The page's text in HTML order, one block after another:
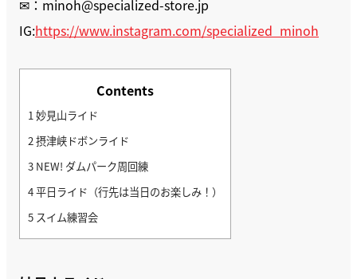
✉：minoh@specialized-store.jp
IG:https://www.instagram.com/specialized_minoh
Contents
1妙見山ライド
2摂津峡ドボンライド
3 NEW! ダムパーク周回練
4平日ライド（行先は当日のお楽しみ！）
5 スイム練習会